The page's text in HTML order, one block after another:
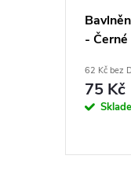
- Černé
62 Kč bez
75 Kč